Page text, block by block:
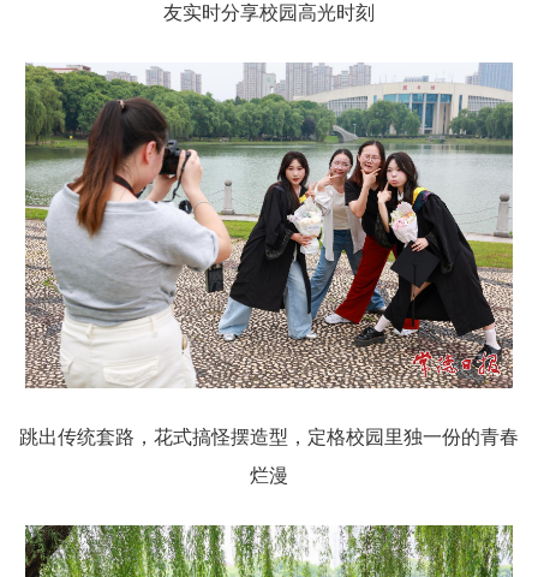
友实时分享校园高光时刻
跳出传统套路，花式搞怪摆造型，定格校园里独一份的青春
烂漫